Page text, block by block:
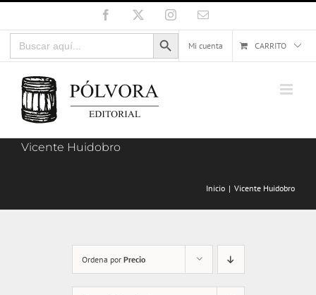
al
contenido
Facebook InstagramCorreo
Buscar:
Botón de búsqueda
Mi cuenta
CARRITO
Vicente Huidobro
Inicio Vicente Huidobro
Ordena por Precio